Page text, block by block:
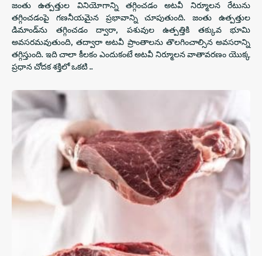
జంతు ఉత్పత్తుల వినియోగాన్ని తగ్గించడం అటవీ నిర్మూలన రేటును
తగ్గించడంపై గణనీయమైన ప్రభావాన్ని చూపుతుంది. జంతు ఉత్పత్తుల
డిమాండ్‌ను తగ్గించడం ద్వారా, పశువుల ఉత్పత్తికి తక్కువ భూమి
అవసరమవుతుంది, తద్వారా అటవీ ప్రాంతాలను తొలగించాల్సిన అవసరాన్ని
తగ్గిస్తుంది. ఇది చాలా కీలకం ఎందుకంటే అటవీ నిర్మూలన వాతావరణం యొక్క
ప్రధాన చోదక శక్తిలో ఒకటి ..